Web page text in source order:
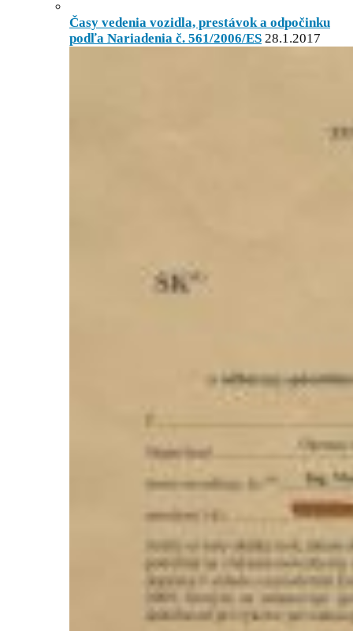
Časy vedenia vozidla, prestávok a odpočinku
podľa Nariadenia č. 561/2006/ES 28.1.2017